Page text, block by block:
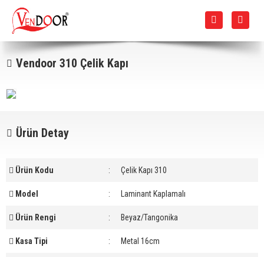
Vendoor 310 Çelik Kapı
Ürün Detay
Ürün Kodu : Çelik Kapı 310
Model : Laminant Kaplamalı
Ürün Rengi : Beyaz/Tangonika
Kasa Tipi : Metal 16cm